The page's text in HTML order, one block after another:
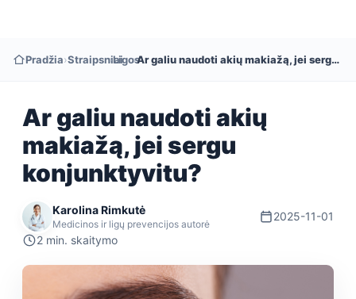
Pradžia›Straipsniai
›Ligos
› Ar galiu naudoti akių makiažą, jei sergu konjunktyvitu?
Ar galiu naudoti akių
makiažą, jei sergu
konjunktyvitu?
Karolina Rimkutė
Medicinos ir ligų prevencijos autorė
2025-11-01
2 min. skaitymo